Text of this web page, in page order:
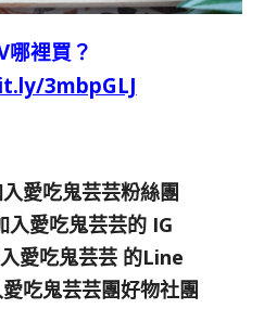
哪裡買？
3mbpGLJ
愛吃鬼芸芸粉絲團
入愛吃鬼芸芸的 IG
愛吃鬼芸芸 的Line
吃鬼芸芸團好物社團